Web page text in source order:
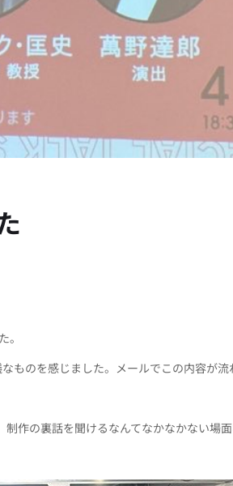
。
ものを感じました。メールでこの内容が
作の裏話を聞けるなんてなかなかない場